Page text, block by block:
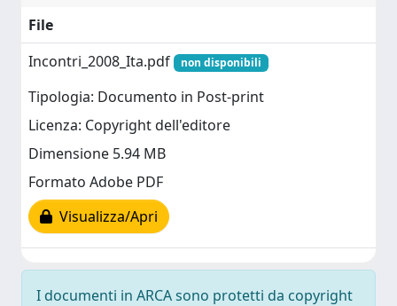
File
Incontri_2008_Ita.pdf
non disponibili
Tipologia: Documento in Post-print
Licenza: Copyright dell'editore
Dimensione 5.94 MB
Formato Adobe PDF
Visualizza/Apri
I documenti in ARCA sono protetti da copyright